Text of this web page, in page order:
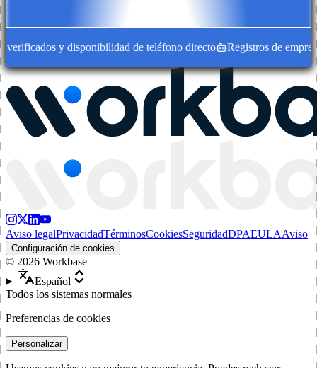
y disponibilidad de teléfono directo Registros de empresa
Aviso legalPrivacidadTérminosCookiesSeguridadDPAEULAAviso
Configuración de cookies
© 2026 Workbase
Español
Todos los sistemas normales
Preferencias de cookies
Personalizar